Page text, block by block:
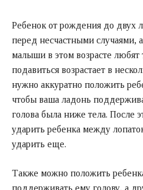
Ребенок от рождения до двух
перед несчастными случаями,
малыши в этом возрасте любят
подавиться возрастает в
нужно аккуратно положить
чтобы ваша ладонь
голова была ниже тела. После
ударить ребенка между
ударить еще.
Также можно положить
поддерживать ему голову, а